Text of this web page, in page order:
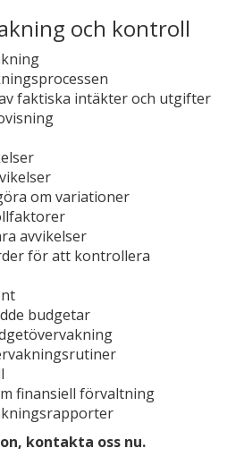
och kontroll
faktiska intäkter och utgifter
om variationer
avvikelser
för att kontrollera
budgetar
finansiell förvaltning
kontakta oss nu.